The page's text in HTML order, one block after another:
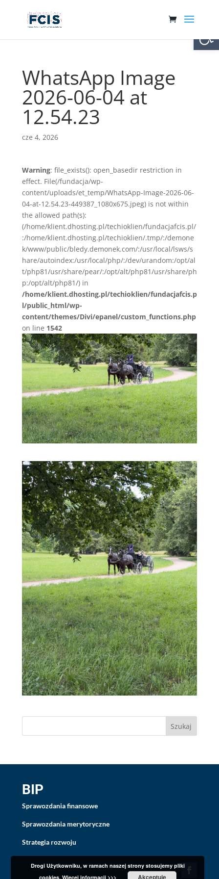
WhatsApp Image
2026-06-04 at
12.54.23
cze 4, 2026
Warning: file_exists(): open_basedir restriction in
effect. File(/fundacja/wp-
content/uploads/et_temp/WhatsApp-Image-2026-06-
04-at-12.54.23-449387_1080x675.jpeg) is not within
the allowed path(s):
(/home/klient.dhosting.pl/techioklien/fundacjafcis.pl/
:/home/klient.dhosting.pl/techioklien/.tmp/:/demone
k/www/public/bledy.demonek.com/:/usr/local/lsws/s
hare/autoindex:/usr/local/php/:/dev/urandom:/opt/al
t/php81/usr/share/pear/:/opt/alt/php81/usr/share/ph
p:/opt/alt/php81/) in
/home/klient.dhosting.pl/techioklien/fundacjafcis.p
l/public_html/wp-
content/themes/Divi/epanel/custom_functions.php
on line 1542
BIP
Sprawozdania finansowe
Sprawozdania merytoryczne
Strategia rozwoju
Drogi Użytkowniku, w ramach naszej strony stosujemy pliki
cookies. Więcej informacji >>> Akceptuję